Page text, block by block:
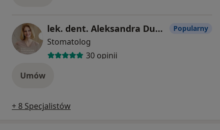
lek. dent. Aleksandra Dunikowska
Stomatolog
30 opinii
Popularny
Umów
+ 8 Specjalistów